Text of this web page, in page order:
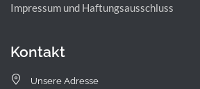
Impressum und Haftungsausschluss
Kontakt
Unsere Adresse